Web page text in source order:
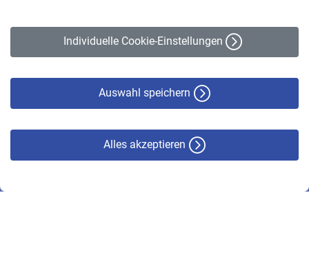
Individuelle Cookie-Einstellungen
Auswahl speichern
Alles akzeptieren
Erklärung zur Barrierefreiheit
© VBL 2026